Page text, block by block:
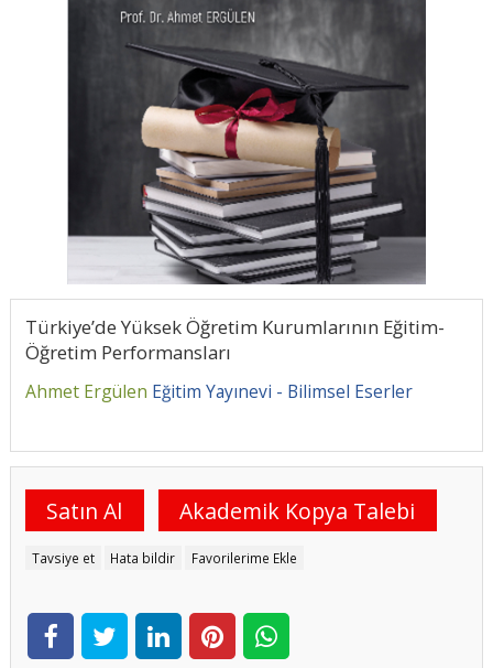
Türkiye’de Yüksek Öğretim Kurumlarının Eğitim-
Öğretim Performansları
Ahmet Ergülen Eğitim Yayınevi - Bilimsel Eserler
Satın Al Akademik Kopya Talebi
Tavsiye et Hata bildir Favorilerime Ekle